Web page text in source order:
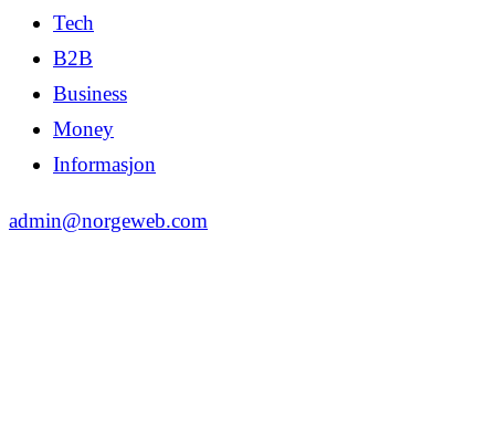
Tech
B2B
Business
Money
Informasjon
admin@norgeweb.com